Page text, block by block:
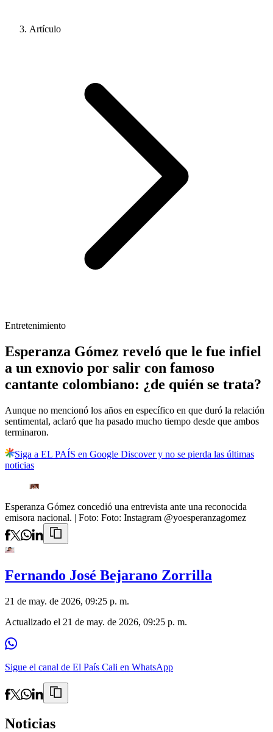
Artículo
Entretenimiento
Esperanza Gómez reveló que le fue infiel
a un exnovio por salir con famoso
cantante colombiano: ¿de quién se trata?
Aunque no mencionó los años en específico en que duró la relación
sentimental, aclaró que ha pasado mucho tiempo desde que ambos
terminaron.
Siga a EL PAÍS en Google Discover y no se pierda las últimas
noticias
Esperanza Gómez concedió una entrevista ante una reconocida
emisora nacional. | Foto: Foto: Instagram @yoesperanzagomez
Fernando José Bejarano Zorrilla
21 de may. de 2026, 09:25 p. m.
Actualizado el 21 de may. de 2026, 09:25 p. m.
Sigue el canal de El País Cali en WhatsApp
Noticias